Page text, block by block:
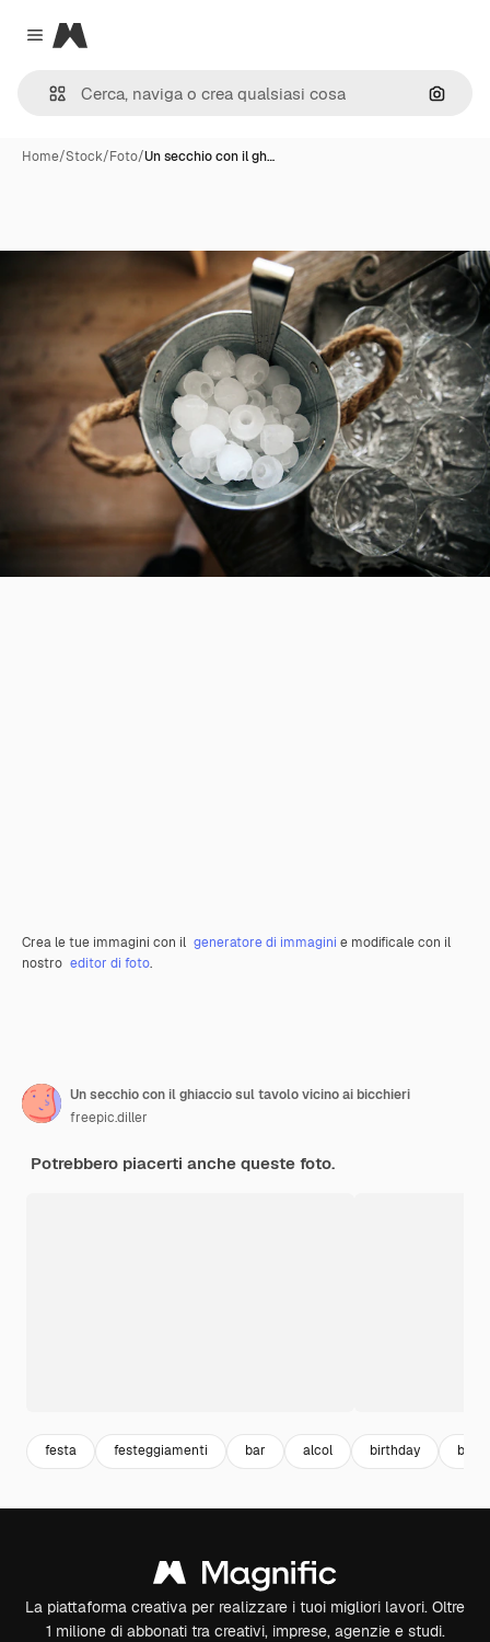
Close menu
Magnific
Cerca
Home/Stock/Foto/Un secchio con il gh…
Crea le tue immagini con il generatore di immagini e modificale con il
nostro editor di foto.
Un secchio con il ghiaccio sul tavolo vicino ai bicchieri
freepic.diller
Potrebbero piacerti anche queste foto.
festa festeggiamenti bar alcol birthday
La piattaforma creativa per realizzare i tuoi migliori lavori. Oltre
1 milione di abbonati tra creativi, imprese, agenzie e studi.